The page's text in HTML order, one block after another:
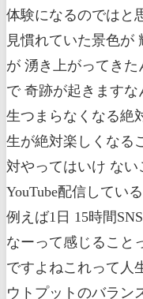
体験になるのではと
見慣れていた景色が
が 湧き上がってき
で 奇跡が起きます
生つまらなくなる絶
生が絶対楽しくなる
対やってはいけ ない
YouTube配信してい
例えば1日 15時間
なーって感じること
ですよねこれって人
ウトプットのバラン